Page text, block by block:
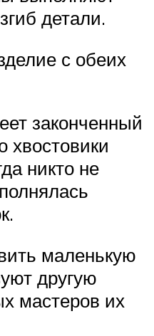
детали.
с обеих
законченный
хвостовики
никто не
маленькую
другую
мастеров их